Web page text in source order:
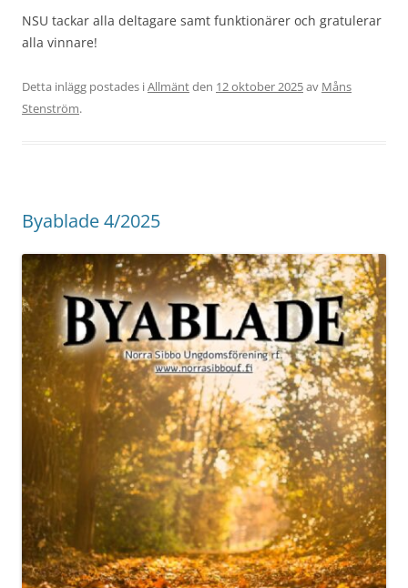
NSU tackar alla deltagare samt funktionärer och gratulerar
alla vinnare!
Detta inlägg postades iAllmäntden 12 oktober 2025av Måns
Stenström.
Byablade 4/2025